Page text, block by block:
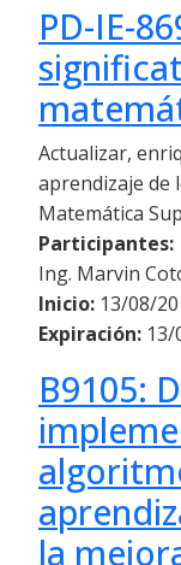
PD-IE-
Actualizar,
aprendizaje de
Matemática
Participantes:
Ing. Marvin
Inicio: 13/08/
Expiración: 13/
B9105:
la